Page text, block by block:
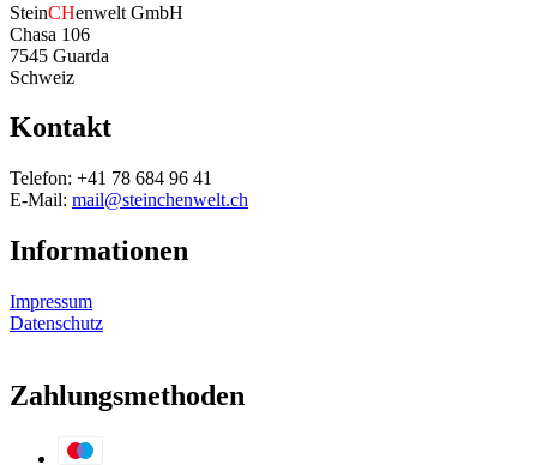
SteinCHenwelt GmbH
Chasa 106
7545 Guarda
Schweiz
Kontakt
Telefon: +41 78 684 96 41
E-Mail: mail@steinchenwelt.ch
Informationen
Impressum
Datenschutz
Zahlungsmethoden